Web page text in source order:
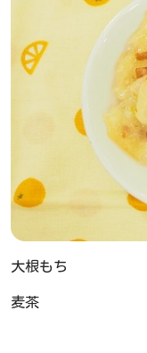
大根もち
麦茶